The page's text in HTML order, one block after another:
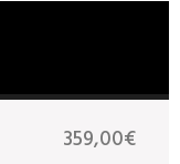
359,00€